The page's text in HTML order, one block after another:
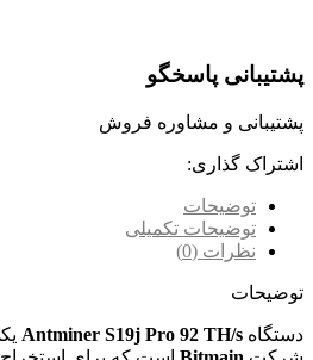
پشتیبانی پاسخگو
پشتیبانی و مشاوره فروش
اشتراک گذاری:
توضیحات
توضیحات تکمیلی
نظرات (0)
توضیحات
دستگاه Antminer S19j Pro 92 TH/s